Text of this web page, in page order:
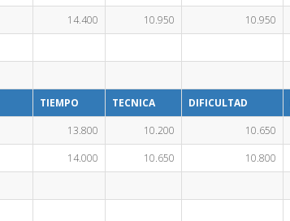
14.400 10.950 10.950
TIEMPO
TECNICA DIFICULTAD
13.800 10.200 10.650
14.000 10.650 10.800